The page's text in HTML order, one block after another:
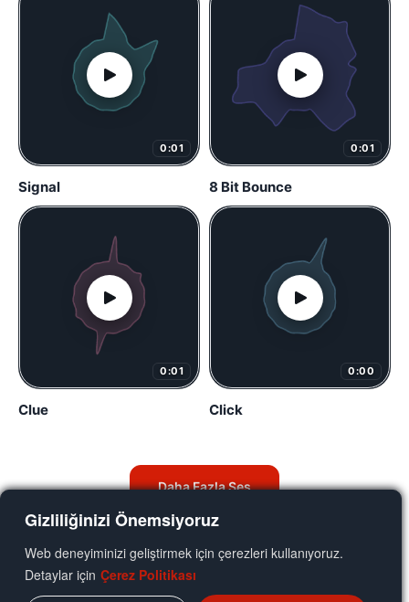
Gizliliğinizi Önemsiyoruz
Web deneyiminizi geliştirmek için çerezleri kullanıyoruz.
Detaylar için Çerez Politikası
0:01
Signal
0:01
8 Bit Bounce
0:01
Clue
0:00
Click
Daha Fazla Ses